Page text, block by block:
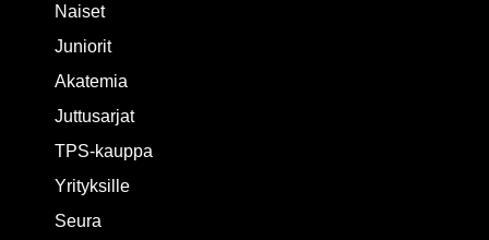
Naiset
Juniorit
Akatemia
Juttusarjat
TPS-kauppa
Yrityksille
Seura